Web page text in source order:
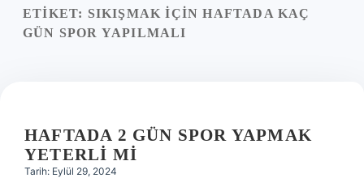
Yasal Uyarı
ETIKET: SIKIŞMAK IÇIN HAFTADA KAÇ
GÜN SPOR YAPILMALI
HAFTADA 2 GÜN SPOR YAPMAK
YETERLI MI
Tarih: Eylül 29, 2024